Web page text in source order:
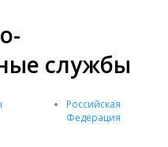
службы
Российская
Федерация